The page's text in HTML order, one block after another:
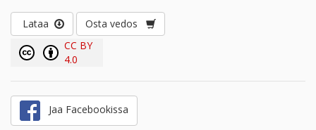
Lataa
Osta vedos
CC BY
4.0
Jaa Facebookissa